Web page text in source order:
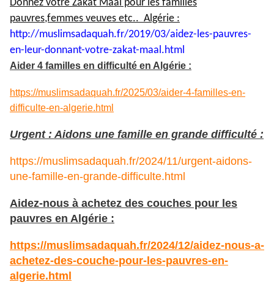
Donnez votre Zakat Maal pour les familles
pauvres,femmes veuves etc.. Algérie :
http://muslimsadaquah.fr/2019/03/aidez-les-pauvres-
en-leur-donnant-votre-zakat-maal.html
Aider 4 familles en difficulté en Algérie :
https://muslimsadaquah.fr/2025/03/aider-4-familles-en-
difficulte-en-algerie.html
Urgent : Aidons une famille en grande difficulté :
https://muslimsadaquah.fr/2024/11/urgent-aidons-
une-famille-en-grande-difficulte.html
Aidez-nous à achetez des couches pour les
pauvres en Algérie :
https://muslimsadaquah.fr/2024/12/aidez-nous-a-
achetez-des-couche-pour-les-pauvres-en-
algerie.html